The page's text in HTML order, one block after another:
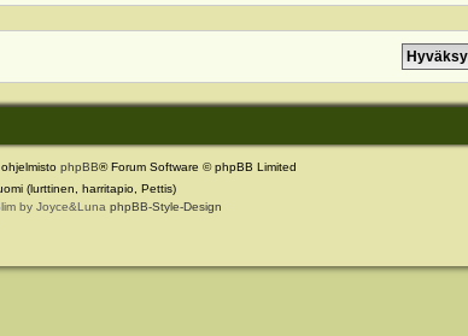
phpBB® Forum Software © phpBB Limited
(lurttinen, harritapio, Pettis)
by Joyce&Luna phpBB-Style-Design